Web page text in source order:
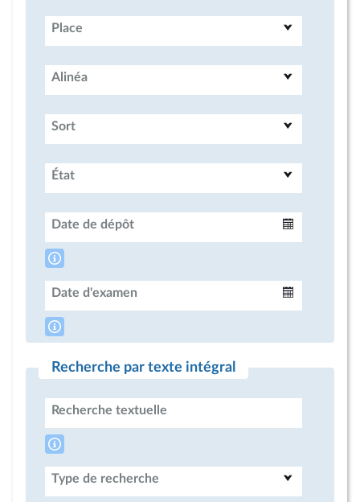
Place
Alinéa
Sort
État
Date de dépôt
Date d'examen
Recherche par texte intégral
Recherche textuelle
Type de recherche